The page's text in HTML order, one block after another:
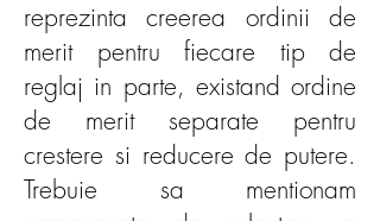
reprezinta creerea ordinii de
merit pentru fiecare tip de
reglaj in parte, existand ordine
de merit separate pentru
crestere si reducere de putere.
Trebuie sa mentionam